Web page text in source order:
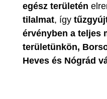
egész területén
tilalmat, így
érvényben a teljes
területünkön,
Heves és Nógrád